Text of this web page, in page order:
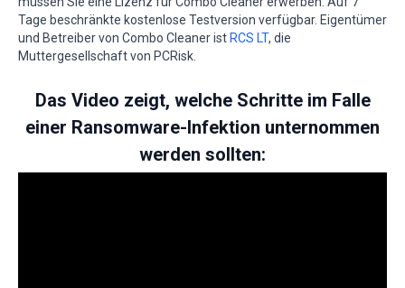
Tage beschränkte kostenlose Testversion verfügbar. Eigentümer
und Betreiber von Combo Cleaner ist RCS LT, die
Muttergesellschaft von PCRisk.
Das Video zeigt, welche Schritte im Falle
einer Ransomware-Infektion unternommen
werden sollten: